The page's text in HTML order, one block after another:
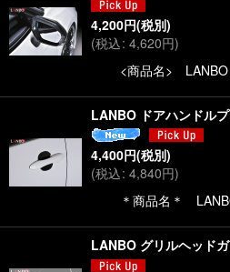
並び順:
4,200円(税別)
(税込: 4,620円)
<商品名> LANBO
LANBO ドアハンドル
4,400円(税別)
(税込: 4,840円)
＊商品名＊ LANBO
LANBO グリルヘッド